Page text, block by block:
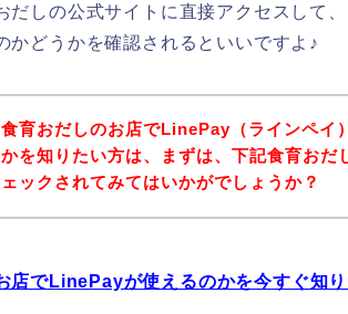
だしの公式サイトに直接アクセスして
かどうかを確認されるといいですよ♪
食育おだしのお店でLinePay（ラインペイ
かを知りたい方は、まずは、下記食育おだ
ェックされてみてはいかがでしょうか？
店でLinePayが使えるのかを今すぐ知